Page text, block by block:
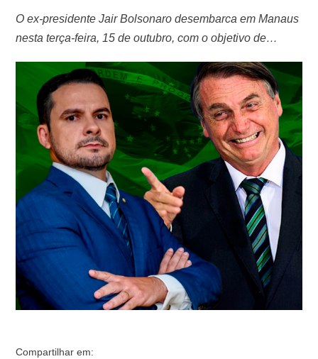
O ex-presidente Jair Bolsonaro desembarca em Manaus
nesta terça-feira, 15 de outubro, com o objetivo de
Carmo, que disputam a prefeitura de Manaus no
segundo turno das eleições municipais de 2024. O
evento promete ser um dos grandes marcos desta fase
da campanha, com uma …
Compartilhar em: